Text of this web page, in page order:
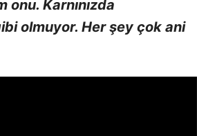
Karnınızda
olmuyor. Her şey çok ani